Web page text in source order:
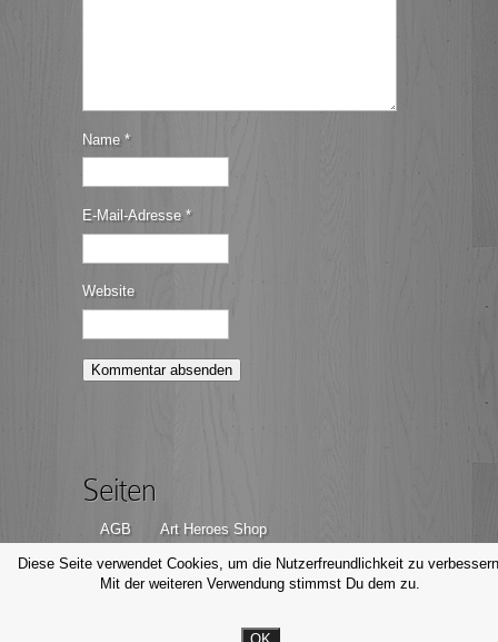
Name *
E-Mail-Adresse *
Website
Seiten
AGB
Art Heroes Shop
Datenschutzerklärung
Disclaimer
Impressum
Kontakt
Diese Seite verwendet Cookies, um die Nutzerfreundlichkeit zu
Mit der weiteren Verwendung stimmst Du dem zu.